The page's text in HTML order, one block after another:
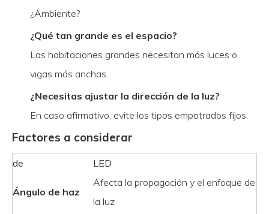
¿Ambiente?
¿Qué tan grande es el espacio?
Las habitaciones grandes necesitan más luces o
vigas más anchas.
¿Necesitas ajustar la dirección de la luz?
En caso afirmativo, evite los tipos empotrados fijos.
Factores a considerar
de LED
Ángulo de haz
Afecta la propagación y el enfoque de
la luz